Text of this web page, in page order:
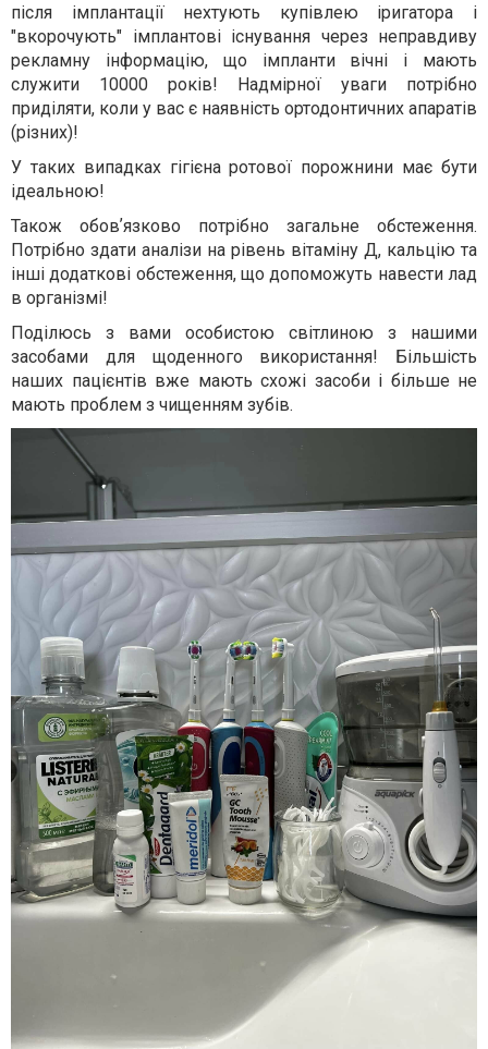
після імплантації нехтують купівлею іригатора і
"вкорочують" імплантові існування через неправдиву
рекламну інформацію, що імпланти вічні і мають
служити 10000 років! Надмірної уваги потрібно
приділяти, коли у вас є наявність ортодонтичних апаратів
(різних)!
У таких випадках гігієна ротової порожнини має бути
ідеальною!
Також обовʼязково потрібно загальне обстеження.
Потрібно здати аналізи на рівень вітаміну Д, кальцію та
інші додаткові обстеження, що допоможуть навести лад
в організмі!
Поділюсь з вами особистою світлиною з нашими
засобами для щоденного використання! Більшість
наших пацієнтів вже мають схожі засоби і більше не
мають проблем з чищенням зубів.